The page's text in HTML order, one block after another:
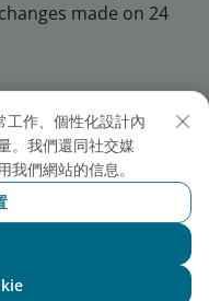
made on 24
號7樓
工作、個性化設計內
。我們還同社交媒
們網站的信息。